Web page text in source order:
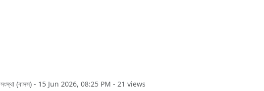
সংস্থা (বাসস) - 15 Jun 2026, 08:25 PM - 21 views